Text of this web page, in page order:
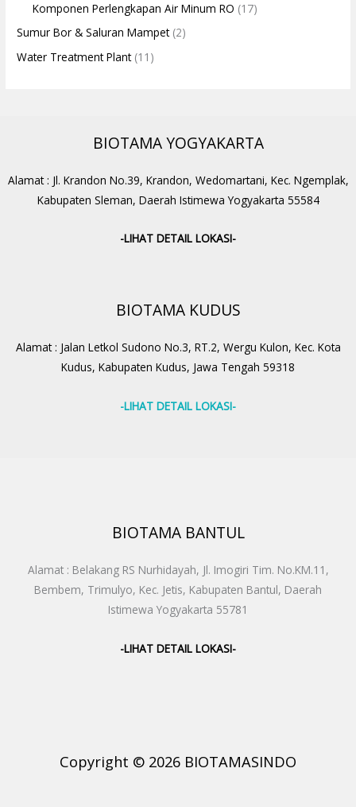
Komponen Perlengkapan Air Minum RO (17)
Sumur Bor & Saluran Mampet(2)
Water Treatment Plant(11)
BIOTAMA YOGYAKARTA
Alamat : Jl. Krandon No.39, Krandon, Wedomartani, Kec. Ngemplak,
Kabupaten Sleman, Daerah Istimewa Yogyakarta 55584
-LIHAT DETAIL LOKASI-
BIOTAMA KUDUS
Alamat : Jalan Letkol Sudono No.3, RT.2, Wergu Kulon, Kec. Kota
Kudus, Kabupaten Kudus, Jawa Tengah 59318
-LIHAT DETAIL LOKASI-
BIOTAMA BANTUL
Alamat : Belakang RS Nurhidayah, Jl. Imogiri Tim. No.KM.11,
Bembem, Trimulyo, Kec. Jetis, Kabupaten Bantul, Daerah
Istimewa Yogyakarta 55781
-LIHAT DETAIL LOKASI-
Copyright © 2026 BIOTAMASINDO